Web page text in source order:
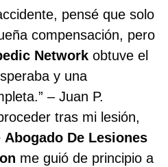
pensé que solo
compensación, pero
Network obtuve el
y una
– Juan P.
tras mi lesión,
Abogado De Lesiones
me guió de principio a